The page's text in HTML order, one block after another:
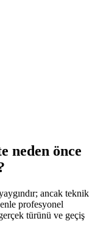
neden önce
ancak teknik
profesyonel
türünü ve geçiş